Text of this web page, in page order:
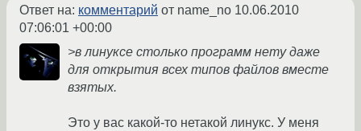
Ответ на: комментарий от name_no 10.06.2010
07:06:01 +00:00
>в линуксе столько программ нету даже
для открытия всех типов файлов вместе
взятых.
Это у вас какой-то нетакой линукс. У меня